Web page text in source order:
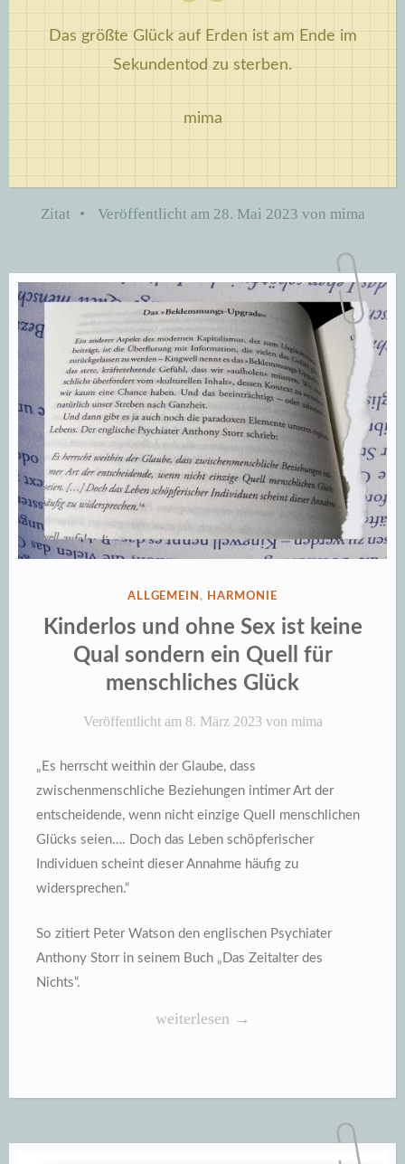
Das größte Glück auf Erden ist am Ende im
Sekundentod zu sterben.
mima
Zitat • Veröffentlicht am 28. Mai 2023 von mima
VERÖFFENTLICHT
ALLGEMEIN , HARMONIE
Kinderlos und ohne Sex ist keine
Qual sondern ein Quell für
menschliches Glück
Veröffentlicht am 8. März 2023 von mima
„Es herrscht weithin der Glaube, dass
zwischenmenschliche Beziehungen intimer Art der
entscheidende, wenn nicht einzige Quell menschlichen
Glücks seien…. Doch das Leben schöpferischer
Individuen scheint dieser Annahme häufig zu
widersprechen.“
So zitiert Peter Watson den englischen Psychiater
Anthony Storr in seinem Buch „Das Zeitalter des
Nichts“.
„Kinderlos
Sex
weiterlesen →